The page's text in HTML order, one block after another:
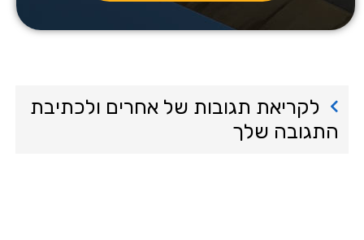
לקריאת תגובות של אחרים ולכתיבת
התגובה שלך